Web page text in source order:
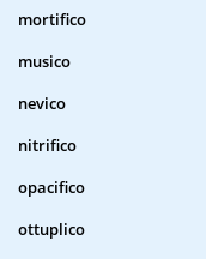
mortifico
musico
nevico
nitrifico
opacifico
ottuplico